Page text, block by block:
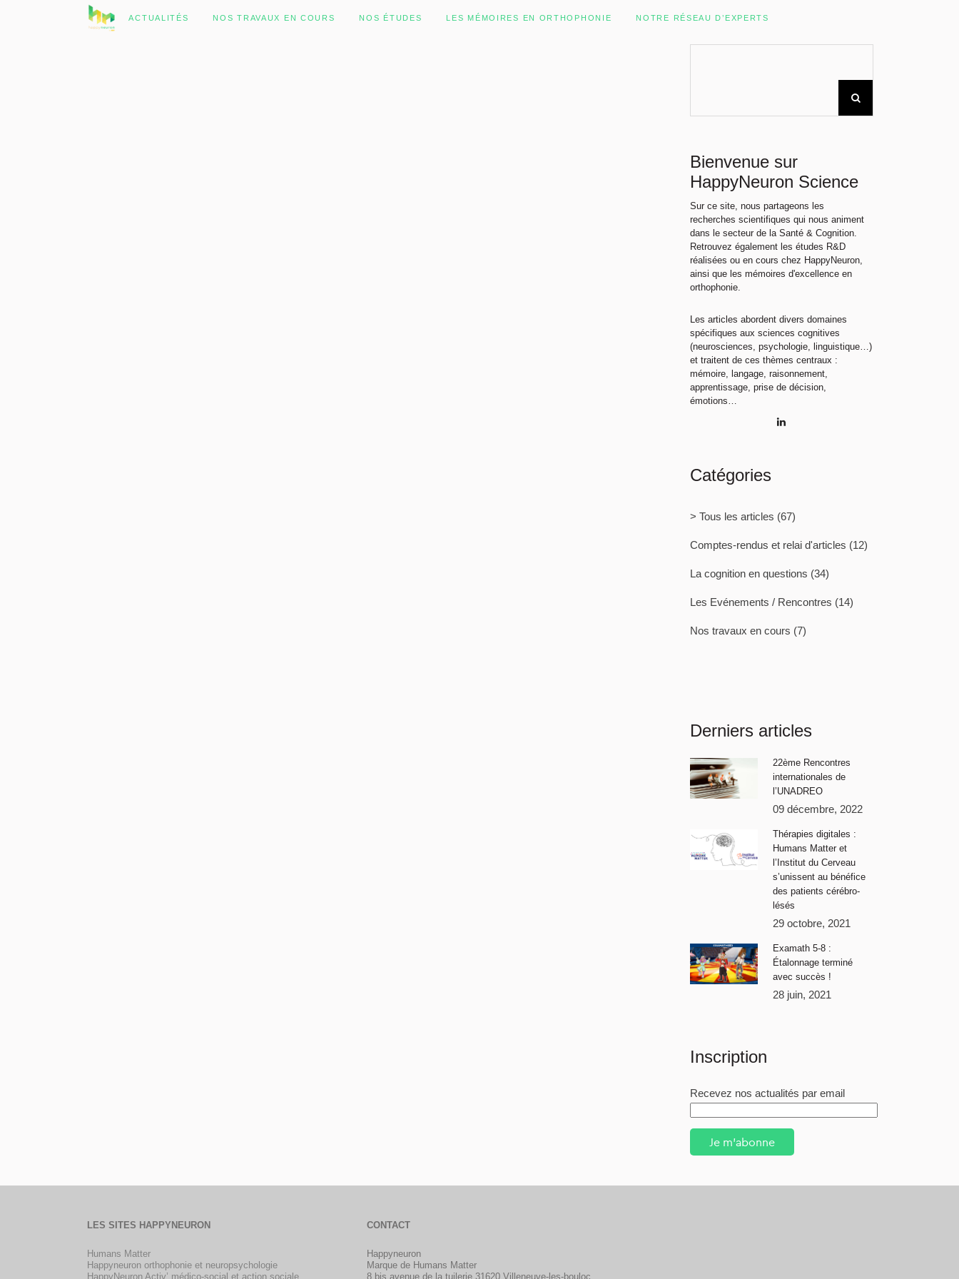
ACTUALITÉS NOS TRAVAUX EN COURS NOS ÉTUDES LES MÉMOIRES EN ORTHOPHONIE NOTRE RÉSEAU D’EXPERTS
No posts were found.
Rechercher sur le site
Bienvenue sur
HappyNeuron Science
Sur ce site, nous partageons les
recherches scientifiques qui nous animent
dans le secteur de la Santé & Cognition.
Retrouvez également les études R&D
réalisées ou en cours chez HappyNeuron,
ainsi que les mémoires d'excellence en
orthophonie.
Les articles abordent divers domaines
spécifiques aux sciences cognitives
(neurosciences, psychologie, linguistique…)
et traitent de ces thèmes centraux :
mémoire, langage, raisonnement,
apprentissage, prise de décision,
émotions…
Catégories
> Tous les articles (67)
Comptes-rendus et relai d'articles (12)
La cognition en questions (34)
Les Evénements / Rencontres (14)
Nos travaux en cours (7)
Derniers articles
22ème Rencontres
internationales de
l’UNADREO
09 décembre, 2022
Thérapies digitales :
Humans Matter et
l’Institut du Cerveau
s’unissent au bénéfice
des patients cérébro-
lésés
29 octobre, 2021
Examath 5-8 :
Étalonnage terminé
avec succès !
28 juin, 2021
Inscription
Recevez nos actualités par email
Je m'abonne
LES SITES HAPPYNEURON
Humans Matter
Happyneuron orthophonie et neuropsychologie
HappyNeuron Activ’ médico-social et action sociale
CONTACT
Happyneuron
Marque de Humans Matter
8 bis avenue de la tuilerie 31620 Villeneuve-les-bouloc